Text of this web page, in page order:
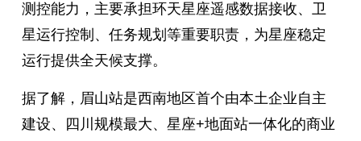
测控能力，主要承担环天星座遥感数据接收、卫
星运行控制、任务规划等重要职责，为星座稳定
运行提供全天候支撑。
据了解，眉山站是西南地区首个由本土企业自主
建设、四川规模最大、星座+地面站一体化的商业